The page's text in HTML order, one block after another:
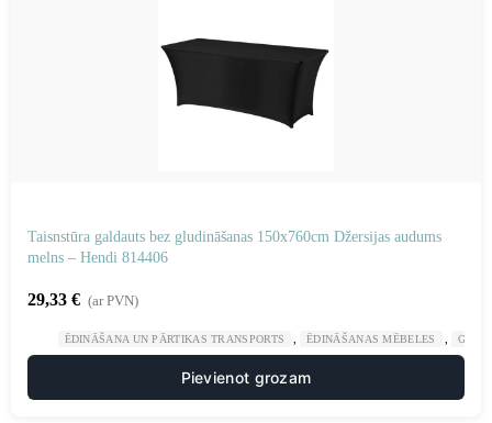
Taisnstūra galdauts bez gludināšanas 150x760cm Džersijas audums
melns – Hendi 814406
29,33 € (ar PVN)
ĒDINĀŠANA UN PĀRTIKAS TRANSPORTS ĒDINĀŠANAS MĒBELES
Pievienot grozam